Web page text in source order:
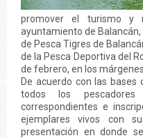
promover el turismo y
ayuntamiento de Balancán,
de Pesca Tigres de
de la Pesca Deportiva del
de febrero, en los
De acuerdo con las bases
todos los
correspondientes e
ejemplares vivos con
presentación en donde